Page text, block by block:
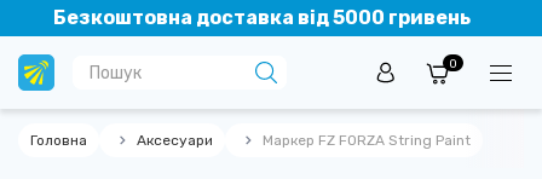
Безкоштовна доставка від 5000 гривень
0
Головна Аксесуари Маркер FZ FORZA String Paint